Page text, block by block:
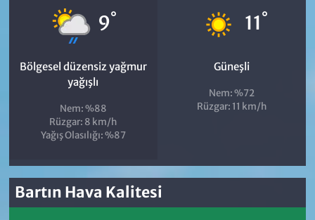
9°
Bölgesel düzensiz yağmur
yağışlı
Nem: %88
Rüzgar: 8 km/h
Yağış Olasılığı: %87
11°
Güneşli
Nem: %72
Rüzgar: 11 km/h
Bartın Hava Kalitesi